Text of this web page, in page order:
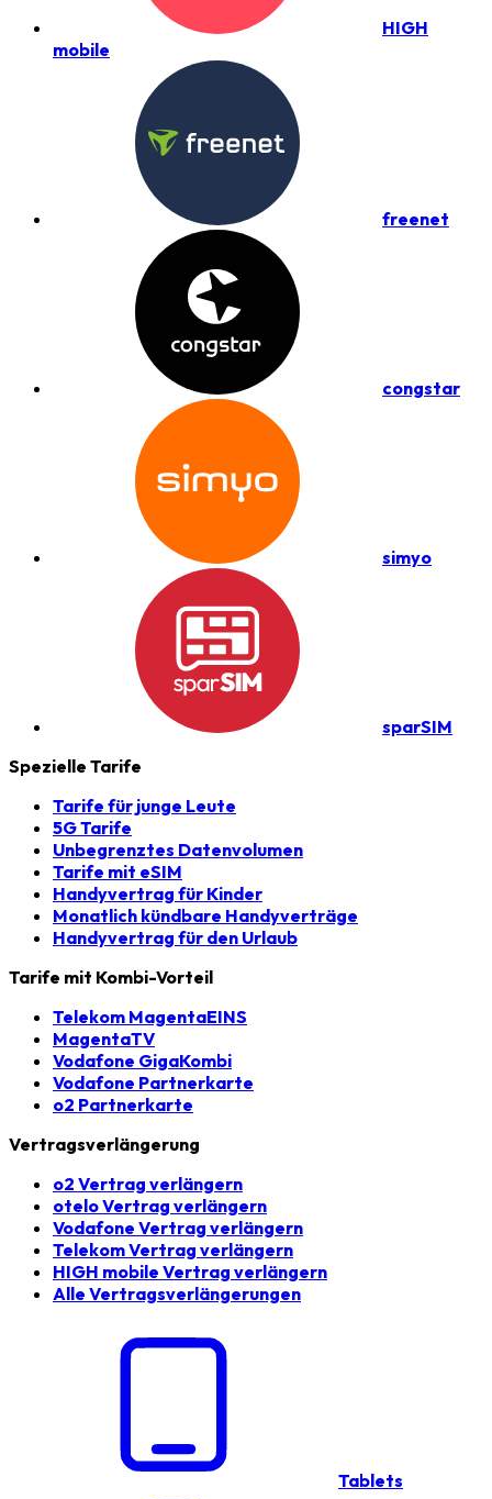
HIGH
mobile
freenet
congstar
simyo
sparSIM
Spezielle Tarife
Tarife für junge Leute
5G Tarife
Unbegrenztes Datenvolumen
Tarife mit eSIM
Handyvertrag für Kinder
Monatlich kündbare Handyverträge
Handyvertrag für den Urlaub
Tarife mit Kombi-Vorteil
Telekom MagentaEINS
MagentaTV
Vodafone GigaKombi
Vodafone Partnerkarte
o2 Partnerkarte
Vertragsverlängerung
o2 Vertrag verlängern
otelo Vertrag verlängern
Vodafone Vertrag verlängern
Telekom Vertrag verlängern
HIGH mobile Vertrag verlängern
Alle Vertragsverlängerungen
Tablets